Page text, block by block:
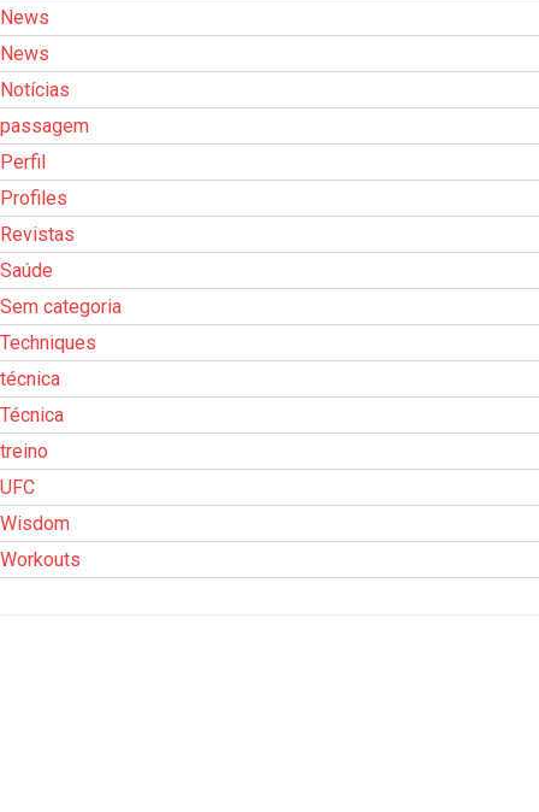
News
News
Notícias
passagem
Perfil
Profiles
Revistas
Saúde
Sem categoria
Techniques
técnica
Técnica
treino
UFC
Wisdom
Workouts